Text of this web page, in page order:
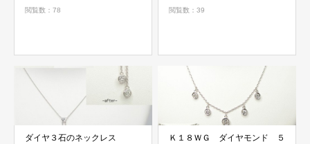
閲覧数：78 閲覧数：39
ダイヤ３石のネックレス
Ｋ１８ＷＧ ダイヤモンド ５